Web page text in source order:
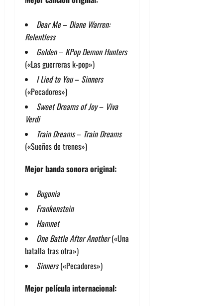
Dear Me– Diane Warren:
Relentless
Golden– KPop Demon Hunters
(«Las guerreras k-pop»)
I Lied to You– Sinners
(«Pecadores»)
Sweet Dreams of Joy– Viva
Verdi
Train Dreams– Train Dreams
(«Sueños de trenes»)
Mejor banda sonora original:
Bugonia
Frankenstein
Hamnet
One Battle After Another(«Una
batalla tras otra»)
Sinners(«Pecadores»)
Mejor película internacional: